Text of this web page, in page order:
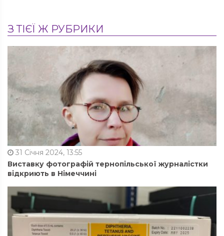
З ТІЄЇ Ж РУБРИКИ
31 Січня 2024, 13:55
Виставку фотографій тернопільської журналістки
відкриють в Німеччині